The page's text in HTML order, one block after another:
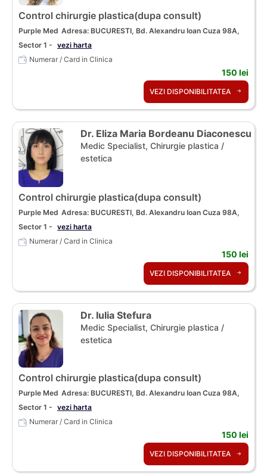
Control chirurgie plastica(dupa consult)
Purple Med Adresa: BUCURESTI, Bd. Alexandru Ioan Cuza 98A,
Sector 1 - vezi harta
Numerar / Card in Clinica
150 lei
VEZI DISPONIBILITATEA
Dr. Eliza Maria Bordeanu Diaconescu
Medic Specialist, Chirurgie plastica /
estetica
Control chirurgie plastica(dupa consult)
Purple Med Adresa: BUCURESTI, Bd. Alexandru Ioan Cuza 98A,
Sector 1 - vezi harta
Numerar / Card in Clinica
150 lei
VEZI DISPONIBILITATEA
Dr. Iulia Stefura
Medic Specialist, Chirurgie plastica /
estetica
Control chirurgie plastica(dupa consult)
Purple Med Adresa: BUCURESTI, Bd. Alexandru Ioan Cuza 98A,
Sector 1 - vezi harta
Numerar / Card in Clinica
150 lei
VEZI DISPONIBILITATEA